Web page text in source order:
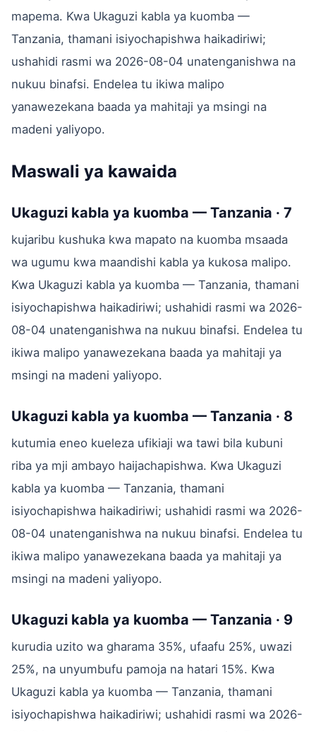
mapema. Kwa Ukaguzi kabla ya kuomba —
Tanzania, thamani isiyochapishwa haikadiriwi;
ushahidi rasmi wa 2026-08-04 unatenganishwa na
nukuu binafsi. Endelea tu ikiwa malipo
yanawezekana baada ya mahitaji ya msingi na
madeni yaliyopo.
Maswali ya kawaida
Ukaguzi kabla ya kuomba — Tanzania · 7
kujaribu kushuka kwa mapato na kuomba msaada
wa ugumu kwa maandishi kabla ya kukosa malipo.
Kwa Ukaguzi kabla ya kuomba — Tanzania, thamani
isiyochapishwa haikadiriwi; ushahidi rasmi wa 2026-
08-04 unatenganishwa na nukuu binafsi. Endelea tu
ikiwa malipo yanawezekana baada ya mahitaji ya
msingi na madeni yaliyopo.
Ukaguzi kabla ya kuomba — Tanzania · 8
kutumia eneo kueleza ufikiaji wa tawi bila kubuni
riba ya mji ambayo haijachapishwa. Kwa Ukaguzi
kabla ya kuomba — Tanzania, thamani
isiyochapishwa haikadiriwi; ushahidi rasmi wa 2026-
08-04 unatenganishwa na nukuu binafsi. Endelea tu
ikiwa malipo yanawezekana baada ya mahitaji ya
msingi na madeni yaliyopo.
Ukaguzi kabla ya kuomba — Tanzania · 9
kurudia uzito wa gharama 35%, ufaafu 25%, uwazi
25%, na unyumbufu pamoja na hatari 15%. Kwa
Ukaguzi kabla ya kuomba — Tanzania, thamani
isiyochapishwa haikadiriwi; ushahidi rasmi wa 2026-